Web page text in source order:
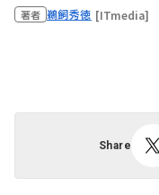
著者 鵜飼秀徳 [ITmedia]
Share